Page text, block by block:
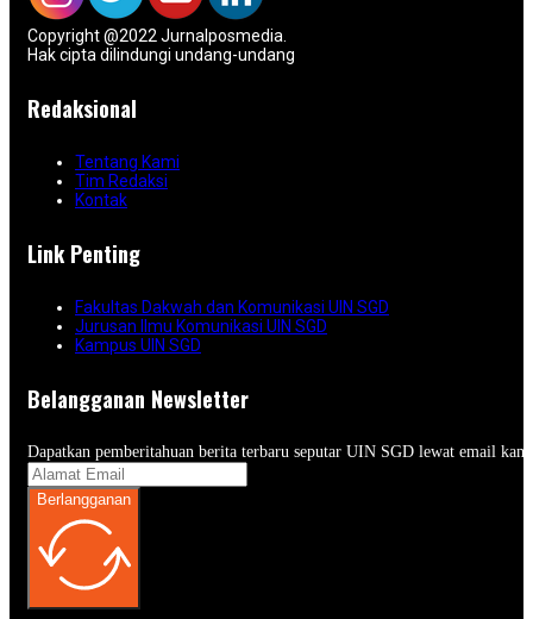
Copyright @2022 Jurnalposmedia.
Hak cipta dilindungi undang-undang
Redaksional
Tentang Kami
Tim Redaksi
Kontak
Link Penting
Fakultas Dakwah dan Komunikasi UIN SGD
Jurusan Ilmu Komunikasi UIN SGD
Kampus UIN SGD
Belangganan Newsletter
Dapatkan pemberitahuan berita terbaru seputar UIN SGD lewat email
Berlangganan